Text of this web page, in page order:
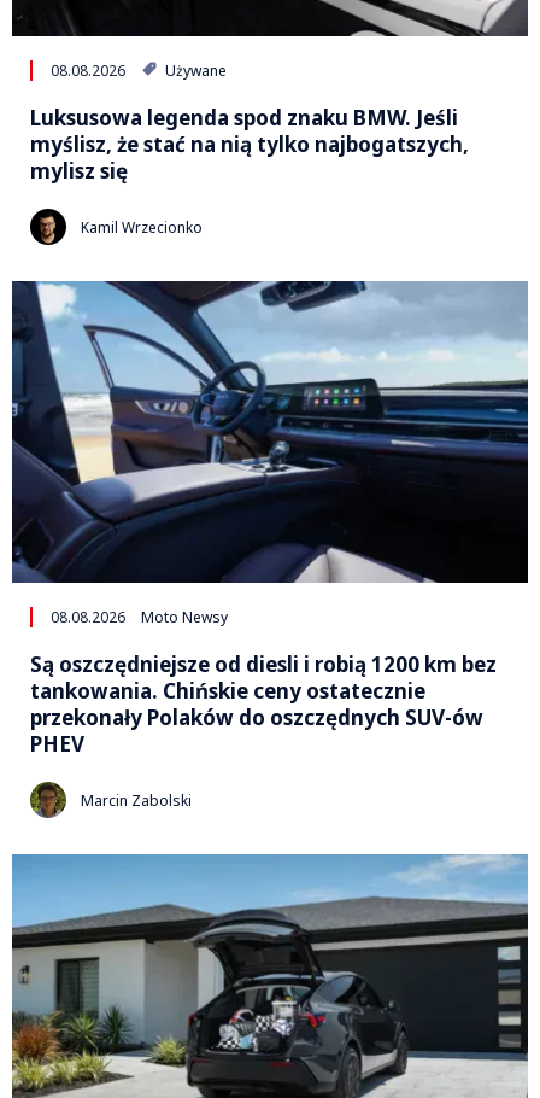
08.08.2026 Używane
Luksusowa legenda spod znaku BMW. Jeśli
myślisz, że stać na nią tylko najbogatszych,
mylisz się
Kamil Wrzecionko
08.08.2026 Moto Newsy
Są oszczędniejsze od diesli i robią 1200 km bez
tankowania. Chińskie ceny ostatecznie
przekonały Polaków do oszczędnych SUV-ów
PHEV
Marcin Zabolski